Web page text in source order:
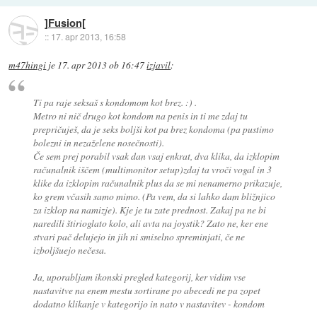
]Fusion[
:: 17. apr 2013, 16:58
m47hingi je 17. apr 2013 ob 16:47izjavil:
Ti pa raje seksaš s kondomom kot brez. :) .
Metro ni nič drugo kot kondom na penis in ti me zdaj tu
prepričuješ, da je seks boljši kot pa brez kondoma (pa pustimo
bolezni in nezaželene nosečnosti).
Če sem prej porabil vsak dan vsaj enkrat, dva klika, da izklopim
računalnik iščem (multimonitor setup)zdaj ta vroči vogal in 3
klike da izklopim računalnik plus da se mi nenamerno prikazuje,
ko grem včasih samo mimo. (Pa vem, da si lahko dam bližnjico
za izklop na namizje). Kje je tu zate prednost. Zakaj pa ne bi
naredili štirioglato kolo, ali avta na joystik? Zato ne, ker ene
stvari pač delujejo in jih ni smiselno spreminjati, če ne
izboljšuejo nečesa.
Ja, uporabljam ikonski pregled kategorij, ker vidim vse
nastavitve na enem mestu sortirane po abecedi ne pa zopet
dodatno klikanje v kategorijo in nato v nastavitev - kondom